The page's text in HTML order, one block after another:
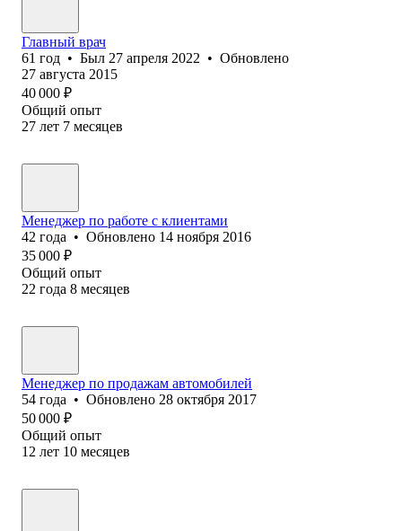
Главный врач
61 год • Был 27 апреля 2022 • Обновлено
27 августа 2015
40 000 ₽
Общий опыт
27 лет 7 месяцев
Менеджер по работе с клиентами
42 года • Обновлено 14 ноября 2016
35 000 ₽
Общий опыт
22 года 8 месяцев
Менеджер по продажам автомобилей
54 года • Обновлено 28 октября 2017
50 000 ₽
Общий опыт
12 лет 10 месяцев